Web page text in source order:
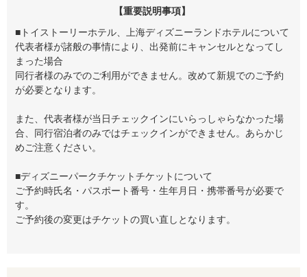
【重要説明事項】
■トイストーリーホテル、上海ディズニーランドホテルについて
代表者様が諸般の事情により、出発前にキャンセルとなってし
まった場合
同行者様のみでのご利用ができません。改めて新規でのご予約
が必要となります。
また、代表者様が当日チェックインにいらっしゃらなかった場
合、同行宿泊者のみではチェックインができません。あらかじ
めご注意ください。
■ディズニーパークチケットチケットについて
ご予約時氏名・パスポート番号・生年月日・携帯番号が必要で
す。
ご予約後の変更はチケットの買い直しとなります。